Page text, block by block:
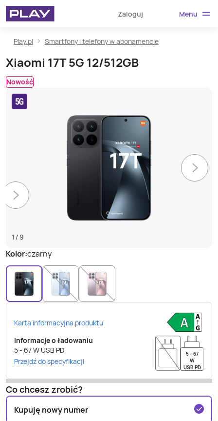
Zaloguj Menu
Play.pl Smartfony i telefony w abonamencie
Xiaomi 17T 5G 12/512GB
Nowość
1 / 9
Kolor:czarny
Karta informacyjna produktu
Informacje o ładowaniu
5 - 67W USB PD
Przejdź do specyfikacji
5 - 67
W
USB PD
Co chcesz zrobić?
Kupuję nowy numer